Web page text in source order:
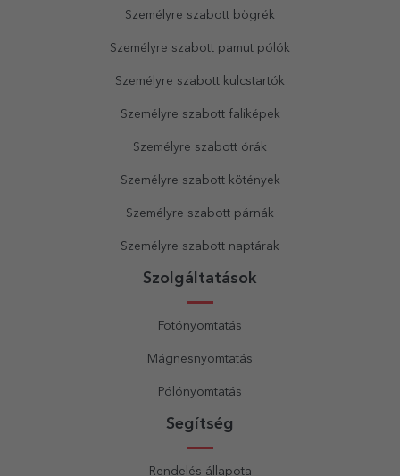
Személyre szabott bögrék
Személyre szabott pamut pólók
Személyre szabott kulcstartók
Személyre szabott faliképek
Személyre szabott órák
Személyre szabott kötények
Személyre szabott párnák
Személyre szabott naptárak
Szolgáltatások
Fotónyomtatás
Mágnesnyomtatás
Pólónyomtatás
Segítség
Rendelés állapota